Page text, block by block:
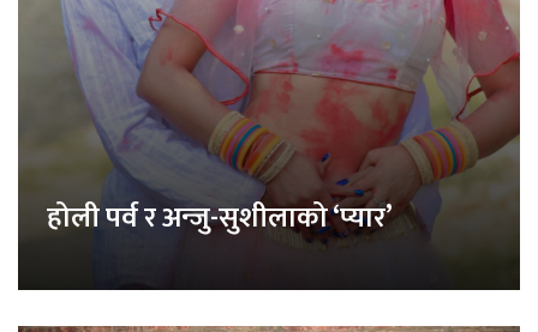
होली पर्व र अन्जु-सुशीलाको ‘प्यार’